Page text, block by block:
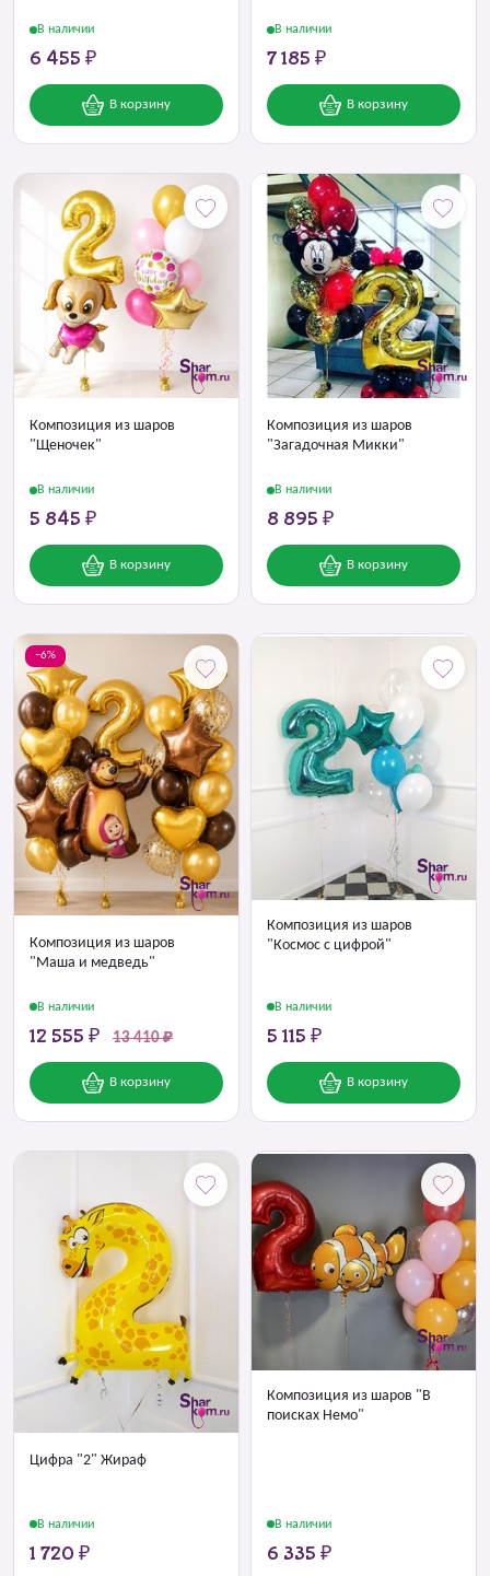
В наличии
6 455 ₽
В корзину
В наличии
7 185 ₽
В корзину
Композиция из шаров
"Щеночек"
В наличии
5 845 ₽
В корзину
Композиция из шаров
"Загадочная Микки"
В наличии
8 895 ₽
В корзину
−6%
Композиция из шаров
"Маша и медведь"
В наличии
12 555 ₽ 13 410 ₽
В корзину
Композиция из шаров
"Космос с цифрой"
В наличии
5 115 ₽
В корзину
Цифра "2" Жираф
В наличии
1 720 ₽
Композиция из шаров "В
поисках Немо"
В наличии
6 335 ₽